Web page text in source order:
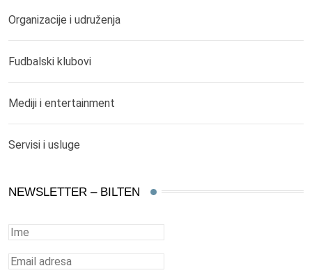
Organizacije i udruženja
Fudbalski klubovi
Mediji i entertainment
Servisi i usluge
NEWSLETTER – BILTEN